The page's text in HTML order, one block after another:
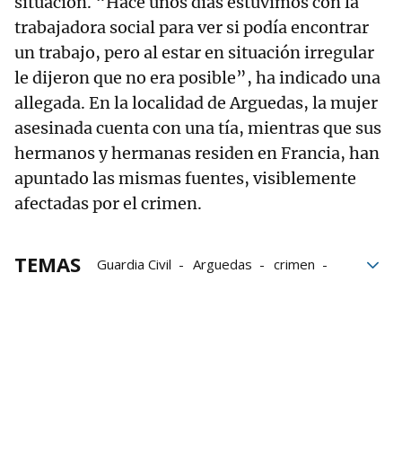
trabajadora social para ver si podía encontrar
un trabajo, pero al estar en situación irregular
le dijeron que no era posible”, ha indicado una
allegada. En la localidad de Arguedas, la mujer
asesinada cuenta con una tía, mientras que sus
hermanos y hermanas residen en Francia, han
apuntado las mismas fuentes, visiblemente
afectadas por el crimen.
TEMAS Guardia Civil Arguedas
crimen